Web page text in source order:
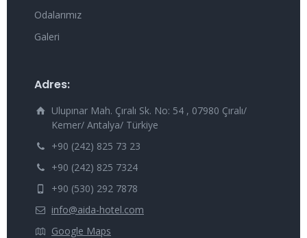
Odalarımız
Galeri
Adres:
Ulupınar Mah. Çıralı Sk. No: 54 , 07980 Çıralı/
Kemer/ Antalya/ Türkiye
+90 (242) 825 73 23
+90 (242) 825 7324
+90 (530) 292 7878
info@aida-hotel.com
Google Maps